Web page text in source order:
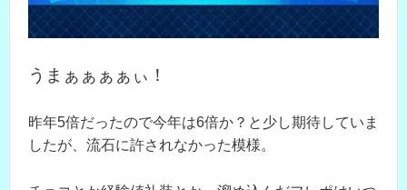
うまぁぁぁぁぃ！
昨年5倍だったので今年は6倍か？と少し期待していま
したが、流石に許されなかった模様。